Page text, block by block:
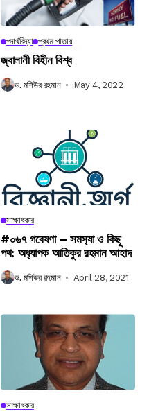
পদার্থবিদ্যা প্রথম পাতায়
জ্বালানী বিহীন বিশ্ব
ড. মশিউর রহমান May 4, 2022
সাক্ষাৎকার
#০৬৭ গবেষণা – সমস‍্যা ও কিছু
পথ: অধ‍্যাপক আতিকুর রহমান আহাদ
ড. মশিউর রহমান April 28, 2021
সাক্ষাৎকার